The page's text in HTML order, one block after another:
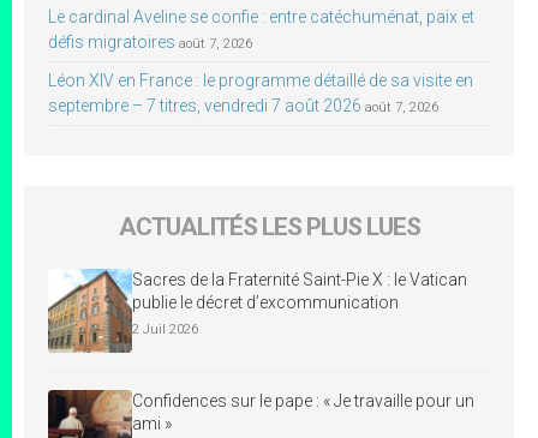
Le cardinal Aveline se confie : entre catéchuménat, paix et
défis migratoires août 7, 2026
Léon XIV en France : le programme détaillé de sa visite en
septembre – 7 titres, vendredi 7 août 2026 août 7, 2026
ACTUALITÉS LES PLUS LUES
Sacres de la Fraternité Saint-Pie X : le Vatican
publie le décret d’excommunication
2 Juil 2026
Confidences sur le pape : « Je travaille pour un
ami »